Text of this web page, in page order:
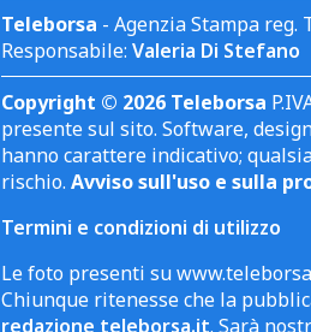
Teleborsa - Agenzia Stampa
Responsabile: Valeria Di Stefano
Copyright © 2026 Teleborsa
presente sul sito. Software,
hanno carattere indicativo;
rischio. Avviso sull'uso e sulla
Termini e condizioni di utilizzo
Le foto presenti su
Chiunque ritenesse che la
redazione teleborsa.it. Sarà